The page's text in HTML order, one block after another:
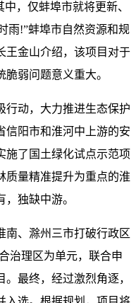
，仅蚌埠市就将更新、
雨!”蚌埠市自然资源和规
王金山介绍，该项目对于
弱问题意义重大。
行动，大力推进生态保护
信阳市和淮河中上游的安
施了国土绿化试点示范项
质量精准提升为重点的淮
独缺中游。
南、滁州三市打破行政区
治理区为单元，联合申
最终，经过激烈角逐，